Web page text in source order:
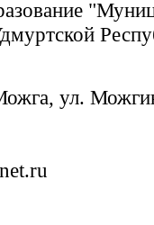
ул.